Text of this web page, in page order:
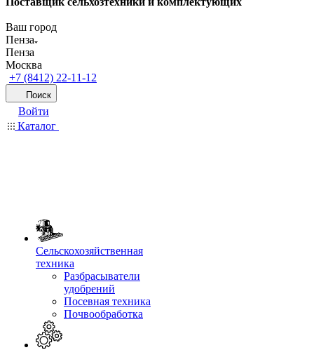
Ваш город
Пенза
Пенза
Москва
+7 (8412) 22-11-12
Поиск
Войти
Каталог
Сельскохозяйственная
техника
Разбрасыватели
удобрений
Посевная техника
Почвообработка